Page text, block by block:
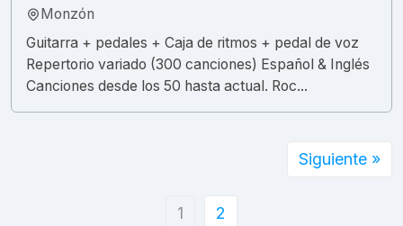
Monzón
Guitarra + pedales + Caja de ritmos + pedal de voz
Repertorio variado (300 canciones) Español & Inglés
Canciones desde los 50 hasta actual. Roc...
1 2
Siguiente »